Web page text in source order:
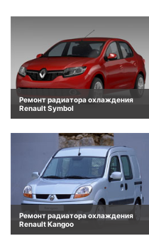
Ремонт радиатора охлаждения
Renault Symbol
Ремонт радиатора охлаждения
Renault Kangoo